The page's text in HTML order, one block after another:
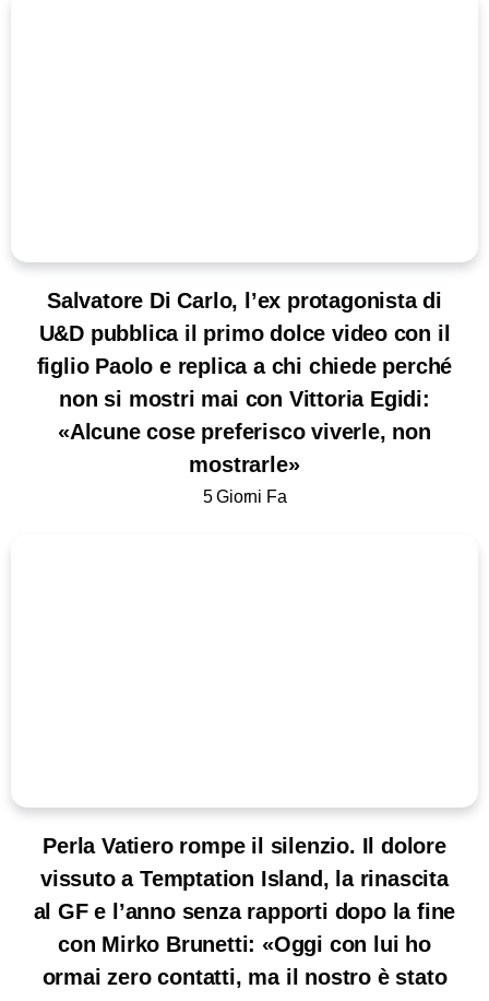
Salvatore Di Carlo, l’ex protagonista di
U&D pubblica il primo dolce video con il
figlio Paolo e replica a chi chiede perché
non si mostri mai con Vittoria Egidi:
«Alcune cose preferisco viverle, non
mostrarle»
5 Giorni Fa
Perla Vatiero rompe il silenzio. Il dolore
vissuto a Temptation Island, la rinascita
al GF e l’anno senza rapporti dopo la fine
con Mirko Brunetti: «Oggi con lui ho
ormai zero contatti, ma il nostro è stato